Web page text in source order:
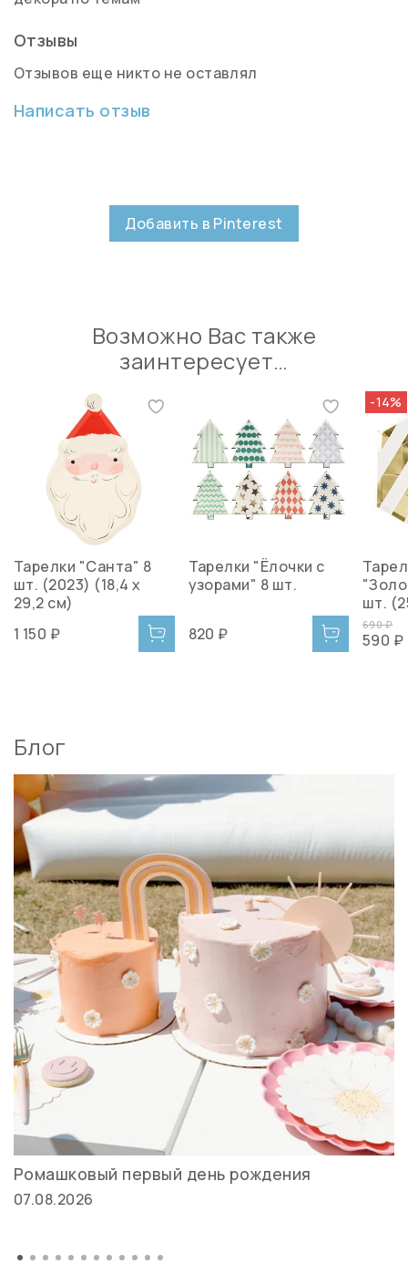
Отзывы
Отзывов еще никто не оставлял
Написать отзыв
Добавить в Pinterest
Возможно Вас также
заинтересует…
Тарелки "Санта" 8
шт. (2023) (18,4 х
29,2 см)
1 150 ₽
Тарелки "Ёлочки с
узорами" 8 шт.
820 ₽
-14%
шт.
690 ₽
590 ₽
Блог
Ромашковый первый день рождения
07.08.2026